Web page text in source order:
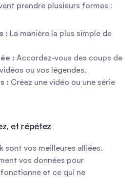
prendre plusieurs formes :
: La manière la plus simple de
: Accordez-vous des coups de
ou vos légendes.
: Créez une vidéo ou une série
et répétez
sont vos meilleures alliées.
vos données pour
et ce qui ne